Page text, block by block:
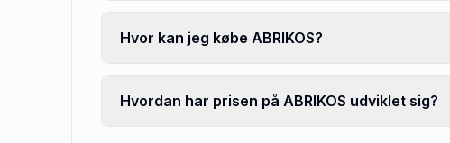
Hvor kan jeg købe ABRIKOS?
Hvordan har prisen på ABRIKOS udviklet sig?